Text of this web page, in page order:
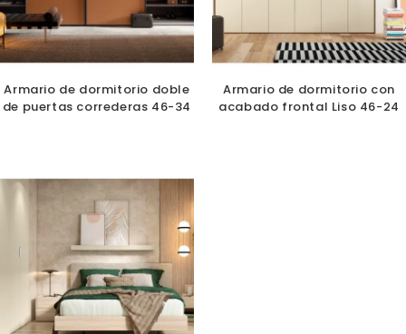
Armario de dormitorio doble
de puertas correderas 46-34
Armario de dormitorio con
acabado frontal Liso 46-24